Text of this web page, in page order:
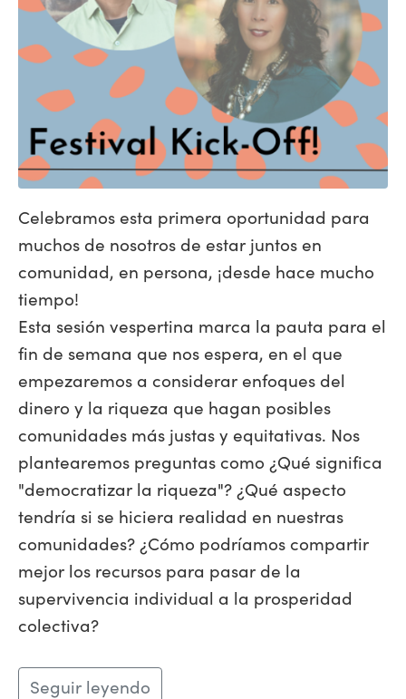
Celebramos esta primera oportunidad para
muchos de nosotros de estar juntos en
comunidad, en persona, ¡desde hace mucho
tiempo!
Esta sesión vespertina marca la pauta para el
fin de semana que nos espera, en el que
empezaremos a considerar enfoques del
dinero y la riqueza que hagan posibles
comunidades más justas y equitativas. Nos
plantearemos preguntas como ¿Qué significa
"democratizar la riqueza"? ¿Qué aspecto
tendría si se hiciera realidad en nuestras
comunidades? ¿Cómo podríamos compartir
mejor los recursos para pasar de la
supervivencia individual a la prosperidad
colectiva?
Seguir leyendo